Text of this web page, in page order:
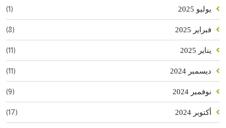
يوليو 2025 (1)
فبراير 2025 (8)
يناير 2025 (11)
ديسمبر 2024 (11)
نوفمبر 2024 (9)
أكتوبر 2024 (17)